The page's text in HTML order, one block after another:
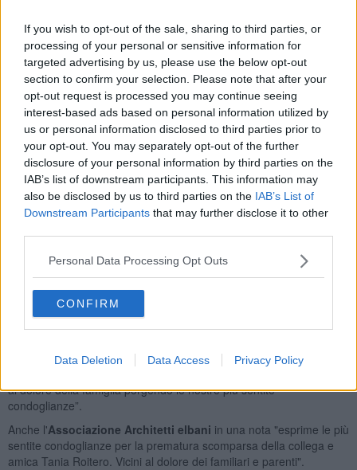
If you wish to opt-out of the sale, sharing to third parties, or
processing of your personal or sensitive information for
targeted advertising by us, please use the below opt-out
section to confirm your selection. Please note that after your
opt-out request is processed you may continue seeing
interest-based ads based on personal information utilized by
us or personal information disclosed to third parties prior to
your opt-out. You may separately opt-out of the further
disclosure of your personal information by third parties on the
IAB’s list of downstream participants. This information may
also be disclosed by us to third parties on the IAB’s List of
Downstream Participants that may further disclose it to other
Personal Data Processing Opt Outs
CONFIRM
Data Deletion Data Access Privacy Policy
Rio e numerose sono state le manifestazioni di cordoglio in queste
ore.
Con il seguente messaggio la Pro Loco di Rioha espresso il suo
cordoglio:
"È con immenso dolore e grande dispiacere che apprendiamo della
prematura scomparsa di Tania Roitero, stimata professionista e
amica della Pro Loco di Rio. Giungano alla famiglia ed ai parenti
tutti, le nostre più sentite condoglianze. Da qui la decisione di
sospendere il Carnevale di sabato 23 a Cavo".
Anche dal Comune di Portoferraioarriva un messaggio di
cordoglio per la prematura scomparsa della donna.
"Il sindaco di Portoferraio e l’amministrazione comunale tutta - si
legge in una nota - si uniscono al cordoglio di tutta l’Elba per la
prematura scomparsa dell’architetto Tania Roitero, avvenuta
“Tania – ricorda il sindaco
e stimata da tutti, ed oltre ad essere una collega è stata per due
sindaco Francesco Bosi e presidente del consiglio comunale nella
al dolore della famiglia porgendo le nostre più sentite
condoglianze”.
Anche l'Associazione Architetti elbani in una nota "esprime le più
sentite condoglianze per la prematura scomparsa della collega e
amica Tania Roitero. Vicini al dolore dei familiari e parenti".